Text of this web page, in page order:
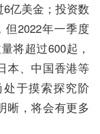
亿美金；投资数
但2022年一季度
将超过600起，
本、中国香港等
于摸索探究阶
晰，将会有更多